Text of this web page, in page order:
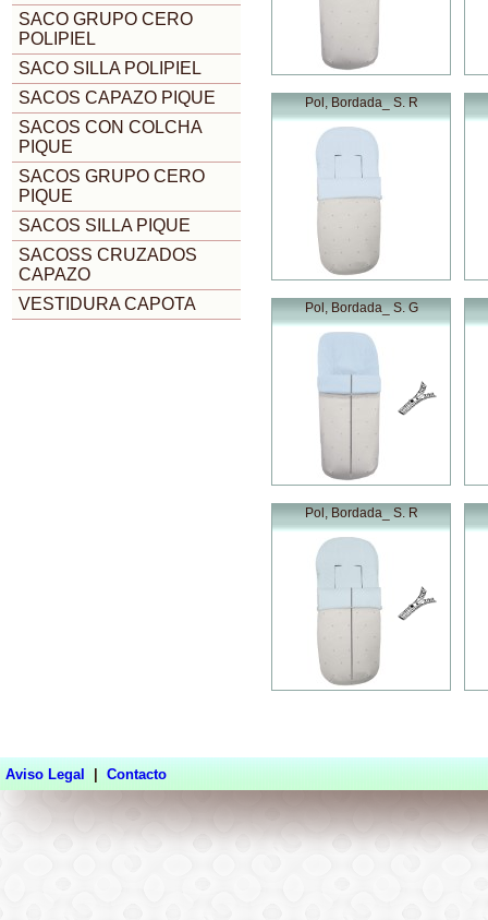
SACO GRUPO CERO
POLIPIEL
SACO SILLA POLIPIEL
SACOS CAPAZO PIQUE
SACOS CON COLCHA
PIQUE
SACOS GRUPO CERO
PIQUE
SACOS SILLA PIQUE
SACOSS CRUZADOS
CAPAZO
VESTIDURA CAPOTA
Pol, Bordada_ S. R
Pol, Bordada_ S. G
Pol, Bordada_ S. R
Aviso Legal Contacto